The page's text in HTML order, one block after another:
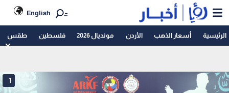
English
الرئيسية أسعار الذهب الأردن مونديال 2026 فلسطين طقس
1